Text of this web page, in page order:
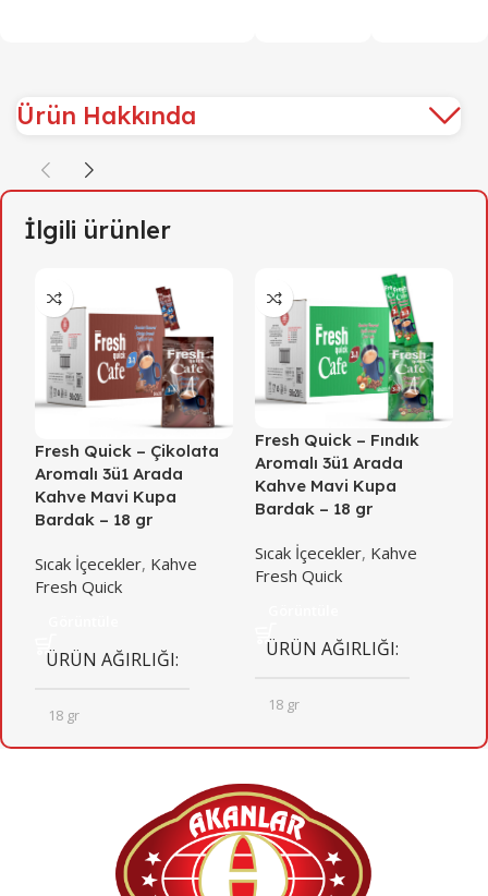
Ürün Hakkında
İlgili ürünler
Fresh Quick – Çikolata
Aromalı 3ü1 Arada
Kahve Mavi Kupa
Bardak – 18 gr
Sıcak İçecekler, Kahve
Fresh Quick
ÜRÜN AĞIRLIĞI
18 gr
KOLI ÖLÇÜSÜ
Fresh Quick – Fındık
Aromalı 3ü1 Arada
Kahve Mavi Kupa
Bardak – 18 gr
Sıcak İçecekler, Kahve
Fresh Quick
ÜRÜN AĞIRLIĞI
18 gr
KOLI ÖLÇÜSÜ
372mm X 467mm X 322mm